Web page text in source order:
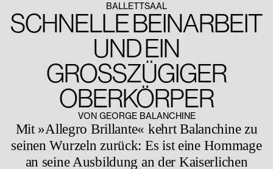
BALLETTSAAL
SCHNELLE BEINARBEIT
UND EIN
GROSSZÜGIGER O
BERKÖRPER
VON GEORGE BALANCHINE
Mit »Allegro Brillante« kehrt Balanchine zu
seinen Wurzeln zurück: Es ist eine Hommage
an seine Ausbildung an der Kaiserlichen